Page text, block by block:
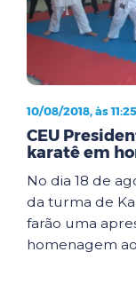
10/08/2018, às 11:25
CEU
karatê em
No dia 18 de
da turma de
farão uma
homenagem ao